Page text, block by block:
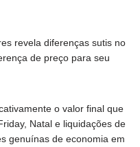
revela diferenças sutis no
de preço para seu
o valor final que
Natal e liquidações de
genuínas de economia em